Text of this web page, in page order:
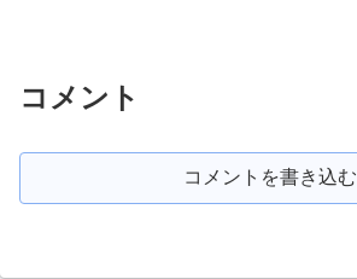
コメント
コメントを書き込む